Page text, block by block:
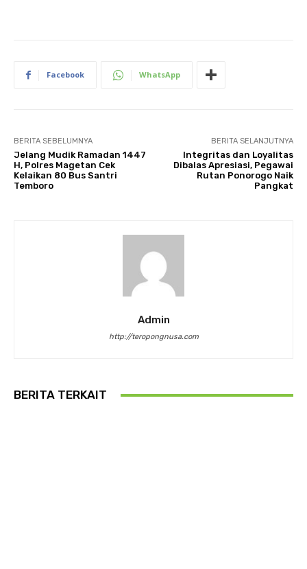
Facebook WhatsApp
BERITA SEBELUMNYA
Jelang Mudik Ramadan 1447
H, Polres Magetan Cek
Kelaikan 80 Bus Santri
Temboro
BERITA SELANJUTNYA
Integritas dan Loyalitas
Dibalas Apresiasi, Pegawai
Rutan Ponorogo Naik
Pangkat
Admin
http://teropongnusa.com
BERITA TERKAIT